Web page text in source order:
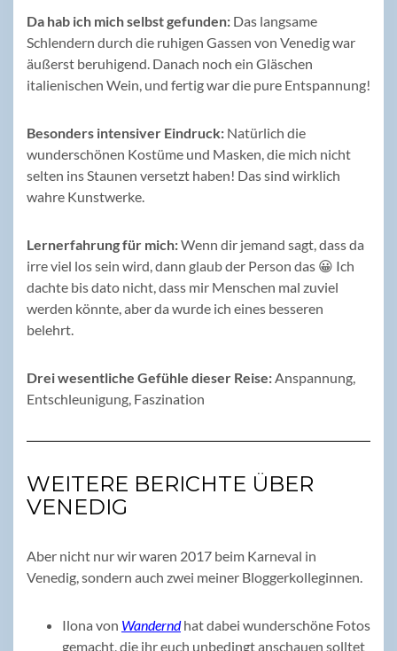
Da hab ich mich selbst gefunden: Das langsame
Schlendern durch die ruhigen Gassen von Venedig war
äußerst beruhigend. Danach noch ein Gläschen
italienischen Wein, und fertig war die pure Entspannung!
Besonders intensiver Eindruck: Natürlich die
wunderschönen Kostüme und Masken, die mich nicht
selten ins Staunen versetzt haben! Das sind wirklich
wahre Kunstwerke.
Lernerfahrung für mich:Wenn dir jemand sagt, dass da
irre viel los sein wird, dann glaub der Person das 😀 Ich
dachte bis dato nicht, dass mir Menschen mal zuviel
werden könnte, aber da wurde ich eines besseren
belehrt.
Drei wesentliche Gefühle dieser Reise:Anspannung,
Entschleunigung, Faszination
WEITERE BERICHTE ÜBER
VENEDIG
Aber nicht nur wir waren 2017 beim Karneval in
Venedig, sondern auch zwei meiner Bloggerkolleginnen.
Ilona von Wanderndhat dabei wunderschöne Fotos
gemacht, die ihr euch unbedingt anschauen solltet